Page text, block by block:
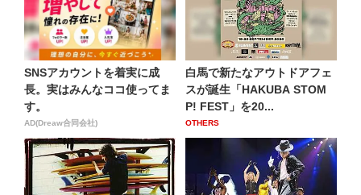
SNSアカウントを着実に成
長。実はみんなココ使ってま
す。
AD(Dreaw合同会社)
白馬で新たなアウトドアフェ
スが誕生「HAKUBA STOM
P! FEST」を20...
OTHERS